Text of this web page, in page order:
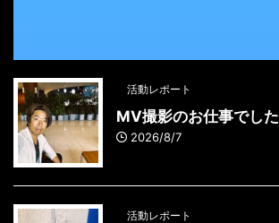
活動レポート
MV撮影のお仕事でした
2026/8/7
活動レポート